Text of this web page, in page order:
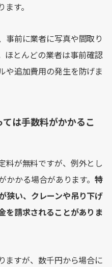
す。
事前に業者に写真や間取り
ほとんどの業者は事前確認
や追加費用の発生を防げま
は手数料がかかるこ
料が無料ですが、例外とし
かかる場合があります。特
狭い、クレーンや吊り下げ
を請求されることがありま
ますが、数千円から場合に